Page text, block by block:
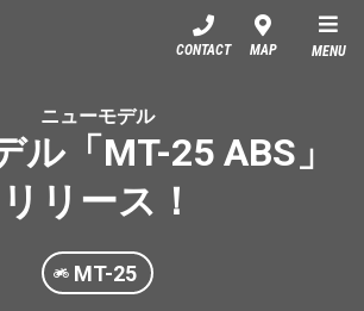
CONTACT MAP MENU
ニューモデル
ル「MT-25 ABS」
リリース！
MT-25